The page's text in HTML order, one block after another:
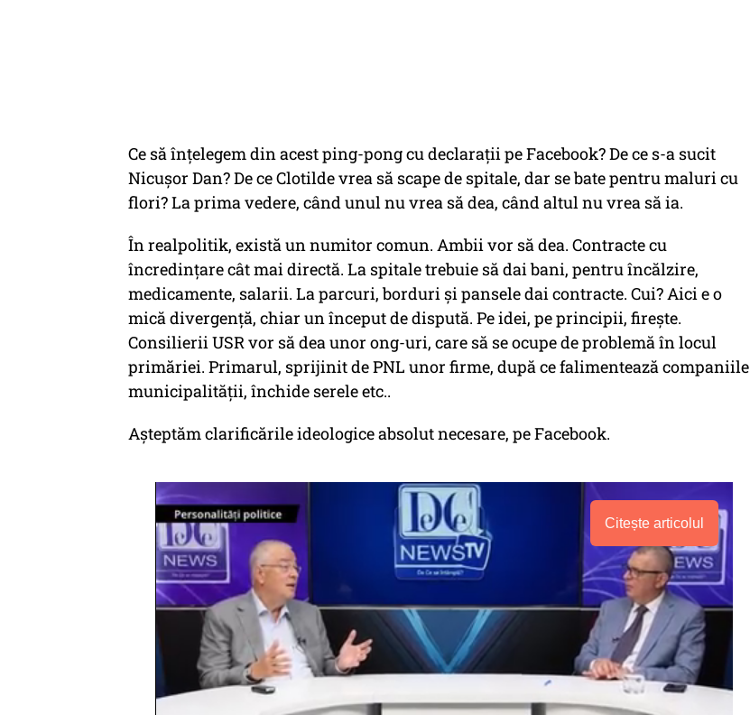
Ce să înțelegem din acest ping-pong cu declarații pe Facebook? De ce s-a sucit
Nicușor Dan? De ce Clotilde vrea să scape de spitale, dar se bate pentru maluri cu
flori? La prima vedere, când unul nu vrea să dea, când altul nu vrea să ia.
În realpolitik, există un numitor comun. Ambii vor să dea. Contracte cu
încredințare cât mai directă. La spitale trebuie să dai bani, pentru încălzire,
medicamente, salarii. La parcuri, borduri și pansele dai contracte. Cui? Aici e o
mică divergență, chiar un început de dispută. Pe idei, pe principii, firește.
Consilierii USR vor să dea unor ong-uri, care să se ocupe de problemă în locul
primăriei. Primarul, sprijinit de PNL unor firme, după ce falimentează companiile
municipalității, închide serele etc..
Așteptăm clarificările ideologice absolut necesare, pe Facebook.
Citește articolul